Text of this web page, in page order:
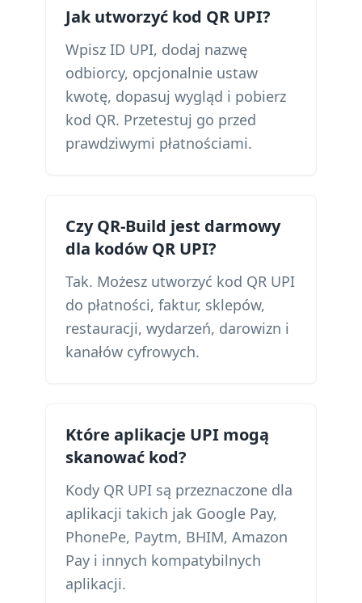
Jak utworzyć kod QR UPI?
Wpisz ID UPI, dodaj nazwę
odbiorcy, opcjonalnie ustaw
kwotę, dopasuj wygląd i pobierz
kod QR. Przetestuj go przed
prawdziwymi płatnościami.
Czy QR-Build jest darmowy
dla kodów QR UPI?
Tak. Możesz utworzyć kod QR UPI
do płatności, faktur, sklepów,
restauracji, wydarzeń, darowizn i
kanałów cyfrowych.
Które aplikacje UPI mogą
skanować kod?
Kody QR UPI są przeznaczone dla
aplikacji takich jak Google Pay,
PhonePe, Paytm, BHIM, Amazon
Pay i innych kompatybilnych
aplikacji.